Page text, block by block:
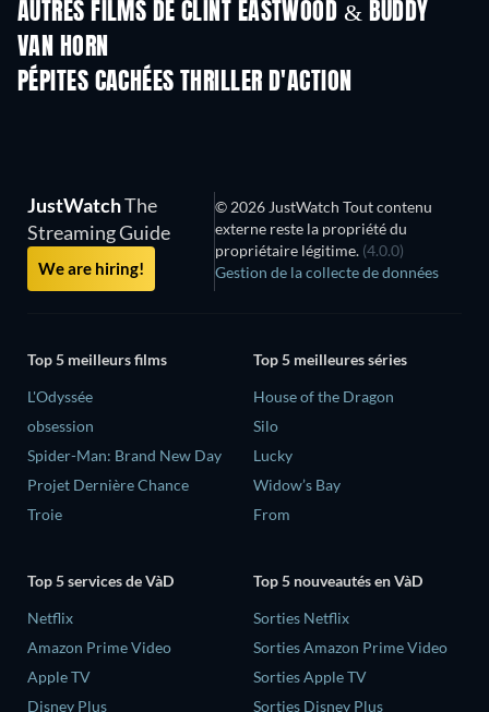
AUTRES FILMS DE CLINT EASTWOOD & BUDDY
VAN HORN
PÉPITES CACHÉES THRILLER D'ACTION
JustWatchThe
Streaming Guide
We are hiring!
© 2026 JustWatch Tout contenu
externe reste la propriété du
propriétaire légitime. (4.0.0)
Gestion de la collecte de données
Top 5 meilleurs films
L'Odyssée
obsession
Spider-Man: Brand New Day
Projet Dernière Chance
Troie
Top 5 meilleures séries
House of the Dragon
Silo
Lucky
Widow’s Bay
From
Top 5 services de VàD
Netflix
Amazon Prime Video
Apple TV
Disney Plus
Top 5 nouveautés en VàD
Sorties Netflix
Sorties Amazon Prime Video
Sorties Apple TV
Sorties Disney Plus